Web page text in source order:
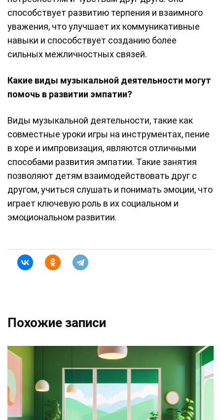
способствует развитию терпения и взаимного
уважения, что улучшает их коммуникативные
навыки и способствует созданию более
сильных межличностных связей.
Какие виды музыкальной деятельности могут
помочь в развитии эмпатии?
Виды музыкальной деятельности, такие как
совместные уроки игры на инструментах, пение
в хоре и импровизация, являются отличными
способами развития эмпатии. Такие занятия
позволяют детям взаимодействовать друг с
другом, учиться слушать и понимать эмоции, что
играет ключевую роль в их социальном и
эмоциональном развитии.
Похожие записи